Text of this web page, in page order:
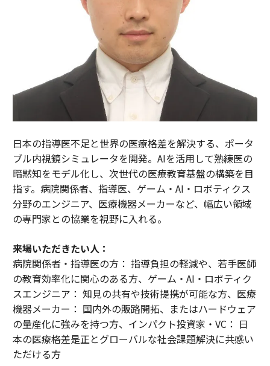
日本の指導医不足と世界の医療格差を解決する、ポータ
ブル内視鏡シミュレータを開発。AIを活用して熟練医の
暗黙知をモデル化し、次世代の医療教育基盤の構築を目
指す。病院関係者、指導医、ゲーム・AI・ロボティクス
分野のエンジニア、医療機器メーカーなど、幅広い領域
の専門家との協業を視野に入れる。
来場いただきたい人：
病院関係者・指導医の方： 指導負担の軽減や、若手医師
の教育効率化に関心のある方、ゲーム・AI・ロボティク
スエンジニア： 知見の共有や技術提携が可能な方、医療
機器メーカー： 国内外の販路開拓、またはハードウェア
の量産化に強みを持つ方、インパクト投資家・VC： 日
本の医療格差是正とグローバルな社会課題解決に共感い
ただける方